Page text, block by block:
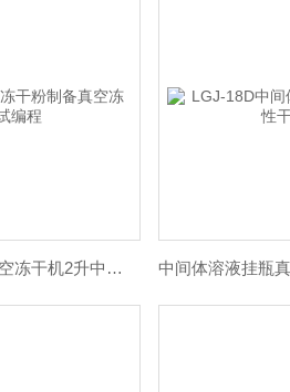
质粒EP管冻干粉制备真空冻干机2升中试编程